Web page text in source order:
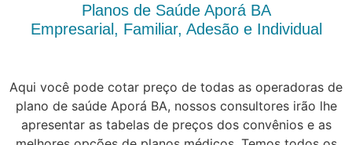
Planos de Saúde Aporá BA
Empresarial, Familiar, Adesão e Individual
Aqui você pode cotar preço de todas as operadoras de
plano de saúde Aporá BA, nossos consultores irão lhe
apresentar as tabelas de preços dos convênios e as